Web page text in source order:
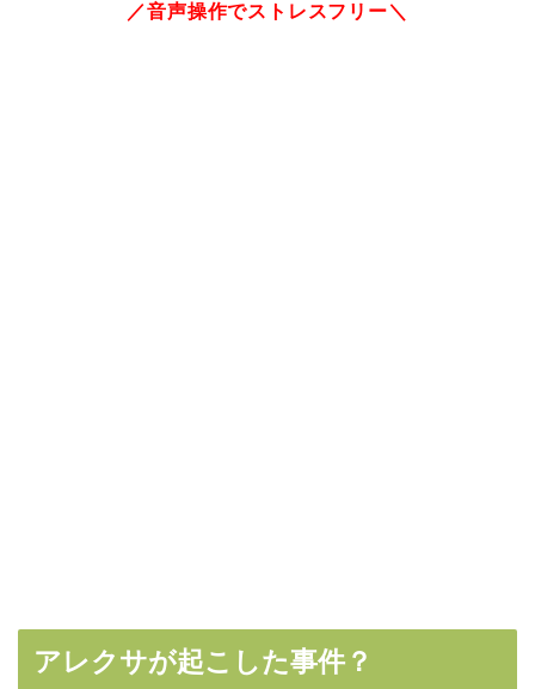
／音声操作でストレスフリー＼
アレクサが起こした事件？